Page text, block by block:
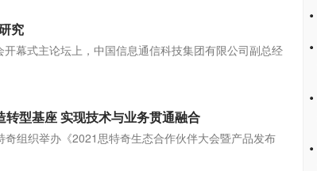
究
幕式主论坛上，中国信息通信科技集团有限公司副总经
转型基座 实现技术与业务贯通融合
组织举办《2021思特奇生态合作伙伴大会暨产品发布